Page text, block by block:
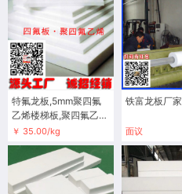
特氟龙板,5mm聚四氟
乙烯楼梯板,聚四氟乙烯
板报价
￥ 35.00/kg
铁富龙板厂家
面议